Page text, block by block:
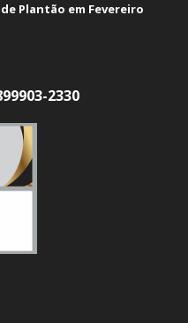
Plantão em Fevereiro
2330